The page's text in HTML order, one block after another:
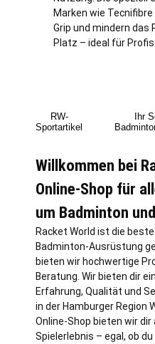
Marken wie
Grip und mindern das
Platz – ideal für
RW-
Sportartikel
Ihr
Willkommen bei
Online-Shop für
um Badminton
Racket World ist die
Badminton-Ausrüstung
bieten wir hochwertige
Beratung. Wir bieten dir
Erfahrung, Qualität und
in der Hamburger Region
Online-Shop bieten wir
Spielerlebnis – egal, ob